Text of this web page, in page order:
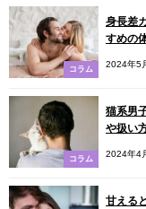
コラム
身長差
すめの
2024年5
コラム
猫系男
や扱い
2024年4
甘える